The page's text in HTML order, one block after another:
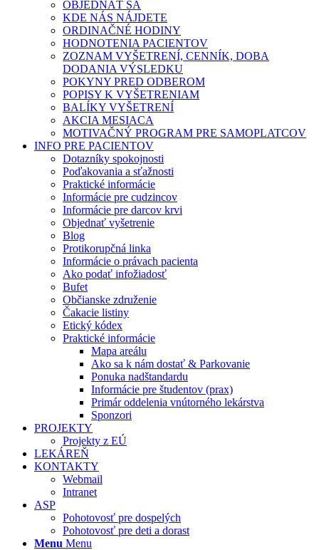
OBJEDNAŤ SA
KDE NÁS NÁJDETE
ORDINAČNÉ HODINY
HODNOTENIA PACIENTOV
ZOZNAM VYŠETRENÍ, CENNÍK, DOBA
DODANIA VÝSLEDKU
POKYNY PRED ODBEROM
POPISY K VYŠETRENIAM
BALÍKY VYŠETRENÍ
AKCIA MESIACA
MOTIVAČNÝ PROGRAM PRE SAMOPLATCOV
INFO PRE PACIENTOV
Dotazníky spokojnosti
Poďakovania a sťažnosti
Praktické informácie
Informácie pre cudzincov
Informácie pre darcov krvi
Objednať vyšetrenie
Blog
Protikorupčná linka
Informácie o právach pacienta
Ako podať infožiadosť
Bufet
Občianske združenie
Čakacie listiny
Etický kódex
Praktické informácie
Mapa areálu
Ako sa k nám dostať & Parkovanie
Ponuka nadštandardu
Informácie pre študentov (prax)
Primár oddelenia vnútorného lekárstva
Sponzori
PROJEKTY
Projekty z EÚ
LEKÁREŇ
KONTAKTY
Webmail
Intranet
ASP
Pohotovosť pre dospelých
Pohotovosť pre deti a dorast
Menu Menu